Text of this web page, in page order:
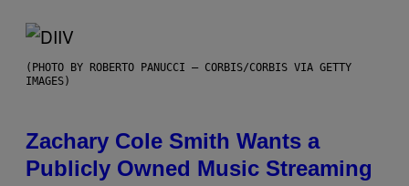
(PHOTO BY ROBERTO PANUCCI – CORBIS/CORBIS VIA GETTY
IMAGES)
Zachary Cole Smith Wants a
Publicly Owned Music Streaming